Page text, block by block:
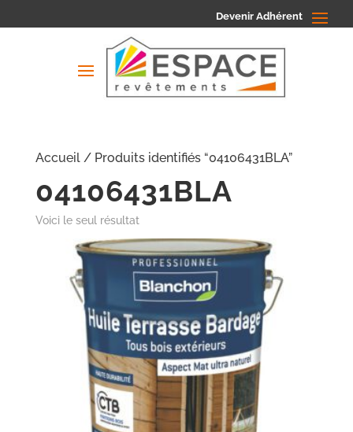
Devenir Adhérent
Accueil/ Produits identifiés “04106431BLA”
04106431BLA
Voici le seul résultat